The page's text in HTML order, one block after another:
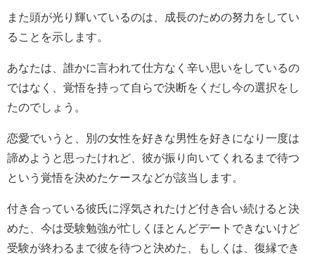
また頭が光り輝いているのは、成長のための努力をしてい
ることを示します。
あなたは、誰かに言われて仕方なく辛い思いをしているの
ではなく、覚悟を持って自らで決断をくだし今の選択をし
たのでしょう。
恋愛でいうと、別の女性を好きな男性を好きになり一度は
諦めようと思ったけれど、彼が振り向いてくれるまで待つ
という覚悟を決めたケースなどが該当します。
付き合っている彼氏に浮気されたけど付き合い続けると決
めた、今は受験勉強が忙しくほとんどデートできないけど
受験が終わるまで彼を待つと決めた、もしくは、復縁でき